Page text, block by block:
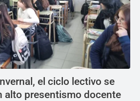
el ciclo lectivo se
alto presentismo docente